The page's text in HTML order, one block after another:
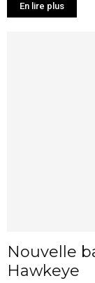
En lire plus
Nouvelle
Hawkeye